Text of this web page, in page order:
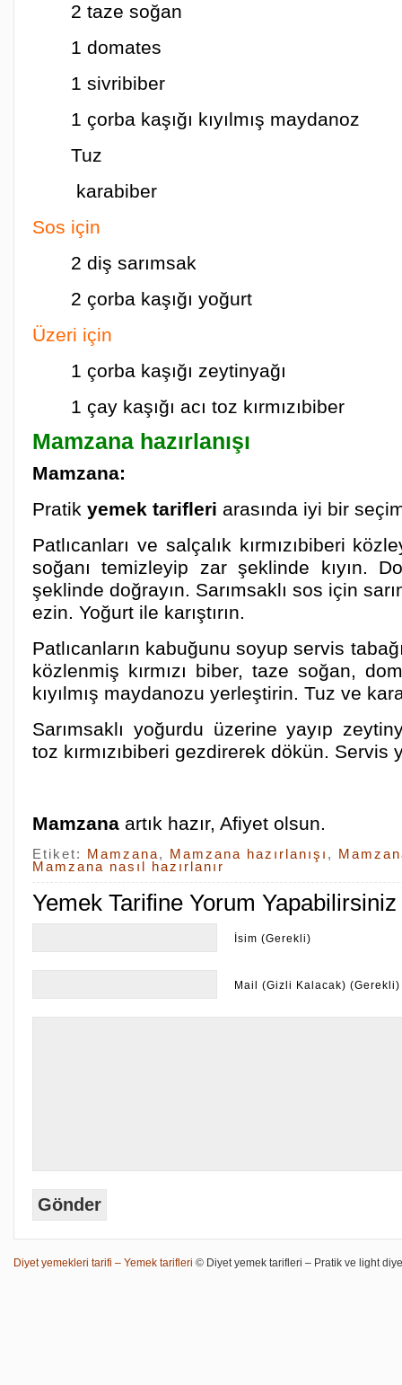
2 taze soğan
1 domates
1 sivribiber
1 çorba kaşığı kıyılmış maydanoz
Tuz
karabiber
Sos için
2 diş sarımsak
2 çorba kaşığı yoğurt
Üzeri için
1 çorba kaşığı zeytinyağı
1 çay kaşığı acı toz kırmızıbiber
Mamzana hazırlanışı
Mamzana:
Pratik yemek tarifleri arasında iyi bir
Patlıcanları ve salçalık kırmızıbiberi
soğanı temizleyip zar şeklinde kıyın.
şeklinde doğrayın. Sarımsaklı sos için
ezin. Yoğurt ile karıştırın.
Patlıcanların kabuğunu soyup servis
közlenmiş kırmızı biber, taze soğan,
kıyılmış maydanozu yerleştirin. Tuz ve
Sarımsaklı yoğurdu üzerine yayıp
toz kırmızıbiberi gezdirerek dökün. Servis
Mamzana artık hazır, Afiyet olsun.
Etiket: Mamzana, Mamzana hazırlanışı ,
Mamzana nasıl hazırlanır
Yemek Tarifine Yorum Yapabilirsiniz
İsim (Gerekli)
Mail (Gizli Kalacak) (Gerekli)
Diyet yemekleri tarifi – Yemek tarifleri © Diyet yemek tarifleri – Pratik ve light